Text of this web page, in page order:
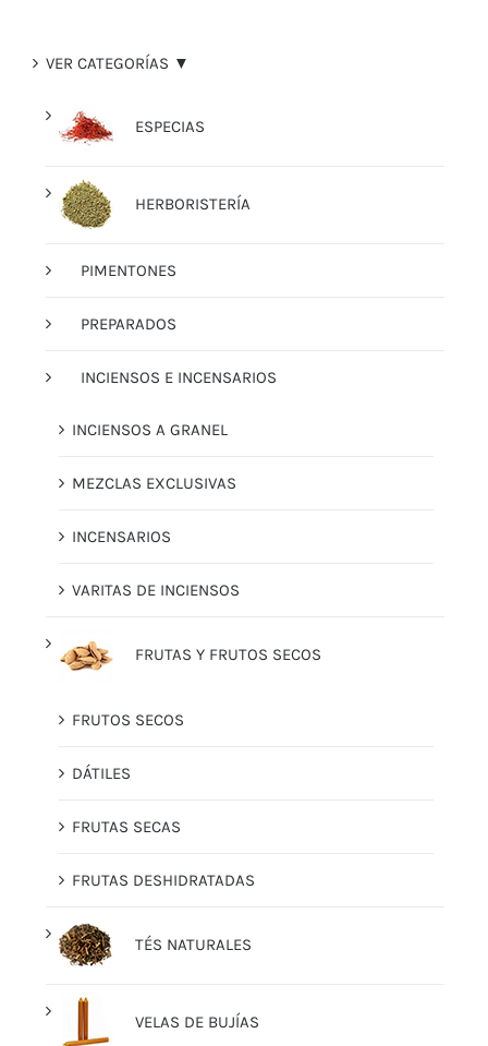
VER CATEGORÍAS ▼
ESPECIAS
HERBORISTERÍA
PIMENTONES
PREPARADOS
INCIENSOS E INCENSARIOS
INCIENSOS A GRANEL
MEZCLAS EXCLUSIVAS
INCENSARIOS
VARITAS DE INCIENSOS
FRUTAS Y FRUTOS SECOS
FRUTOS SECOS
DÁTILES
FRUTAS SECAS
FRUTAS DESHIDRATADAS
TÉS NATURALES
VELAS DE BUJÍAS